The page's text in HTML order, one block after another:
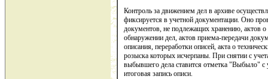
Контроль за движением дел в архиве
фиксируется в учетной документации. Оно
документов, не подлежащих хранению, актов
обнаружении дел, актов приема-передачи
описания, переработки описей, акта о
розыска которых исчерпаны. При снятии с
выбывшего дела ставится отметка "Выбыло" с
итоговая запись описи.